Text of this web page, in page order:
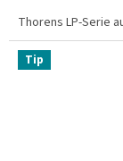
Thorens LP-Serie
Tip